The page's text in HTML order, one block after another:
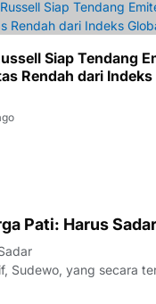
Siap Tendang
Rendah dari Indeks
Pati: Harus
Sudewo, yang secara
korupsi dan kembali